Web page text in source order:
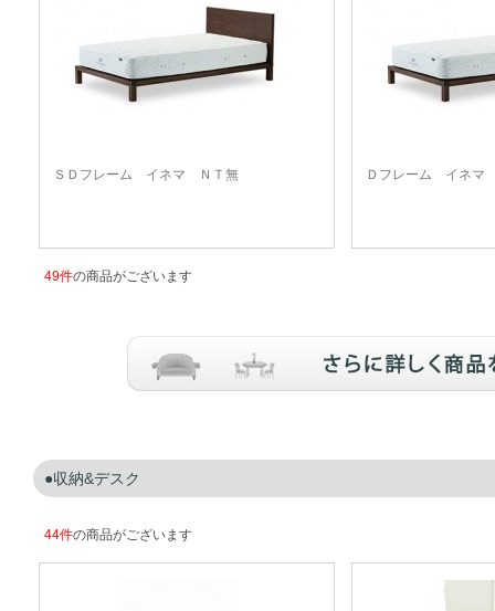
ＳＤフレーム イネマ ＮＴ無 Ｄフレーム イネマ
49件の商品がございます
収納&デスク
44件の商品がございます